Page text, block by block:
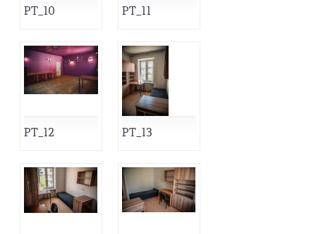
PT_10 PT_11
PT_12 PT_13